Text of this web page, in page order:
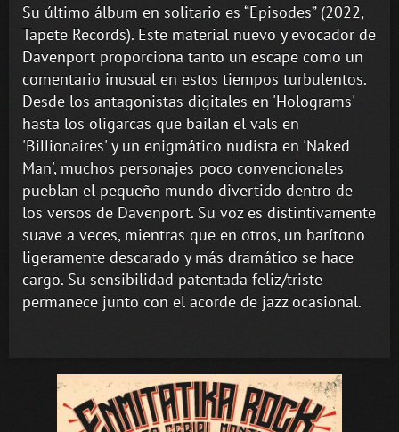
Su último álbum en solitario es “Episodes” (2022,
Tapete Records). Este material nuevo y evocador de
Davenport proporciona tanto un escape como un
comentario inusual en estos tiempos turbulentos.
Desde los antagonistas digitales en 'Holograms'
hasta los oligarcas que bailan el vals en
'Billionaires' y un enigmático nudista en 'Naked
Man', muchos personajes poco convencionales
pueblan el pequeño mundo divertido dentro de
los versos de Davenport. Su voz es distintivamente
suave a veces, mientras que en otros, un barítono
ligeramente descarado y más dramático se hace
cargo. Su sensibilidad patentada feliz/triste
permanece junto con el acorde de jazz ocasional.